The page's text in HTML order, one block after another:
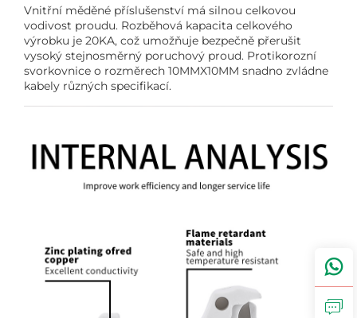
Vnitřní měděné příslušenství má silnou celkovou
vodivost proudu. Rozběhová kapacita celkového
výrobku je 20KA, což umožňuje bezpečně přerušit
vysoký stejnosměrný poruchový proud. Protikorozní
svorkovnice o rozměrech 10MMX10MM snadno zvládne
kabely různých specifikací.